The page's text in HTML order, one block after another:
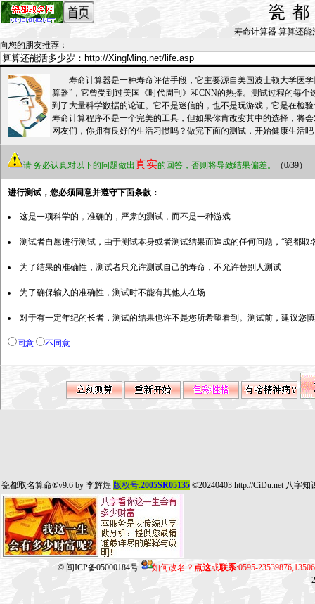
瓷
寿命计算器 算算还能
向您的朋友推荐 ：
寿命计算器是一种寿命评估手段，它主要源自美国波士顿大学医学
算器”，它曾受到过美国《时代周刊》和CNN的热捧。测试过程的每个
到了大量科学数据的论证。它不是迷信的，也不是玩游戏，它是在检
寿命计算程序不是一个完美的工具，但如果你肯改变其中的选择，将
网友们，你拥有良好的生活习惯吗？做完下面的测试，开始健康生活
请 务必认真对以下的问题做出真实的回答，否则将导致结果偏差。 （0/39）
进行测试，您必须同意并遵守下面条款：
这是一项科学的，准确的，严肃的测试，而不是一种游戏
测试者自愿进行测试，由于测试本身或者测试结果而造成的任何问题，“瓷都取
为了结果的准确性，测试者只允许测试自己的寿命，不允许替别人测试
为了确保输入的准确性，测试时不能有其他人在场
对于有一定年纪的长者，测试的结果也许不是您所希望看到。测试前，建议您
同意 不同意
瓷都取名算命®v9.6 by 李辉煌 版权号:2005SR05135 ©20240403 http://CiDu.net 八字知
© 闽ICP备05000184号 如何改名？点这或联系:0595-